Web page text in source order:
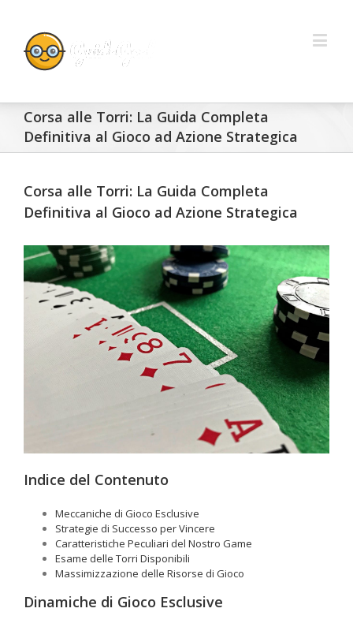
Corsa alle Torri: La Guida Completa
Definitiva al Gioco ad Azione Strategica
Corsa alle Torri: La Guida Completa
Definitiva al Gioco ad Azione Strategica
Indice del Contenuto
Meccaniche di Gioco Esclusive
Strategie di Successo per Vincere
Caratteristiche Peculiari del Nostro Game
Esame delle Torri Disponibili
Massimizzazione delle Risorse di Gioco
Dinamiche di Gioco Esclusive